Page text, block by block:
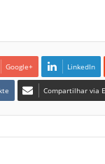
Google+ LinkedIn
Compartilhar via